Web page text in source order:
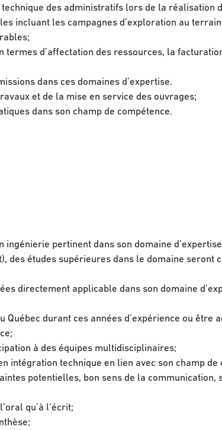
des administratifs lors de la réalisation
incluant les campagnes d’exploration au terrain
termes d’affectation des ressources, la
dans ces domaines d’expertise.
et de la mise en service des ouvrages;
dans son champ de compétence.
pertinent dans son domaine d’expertise
des études supérieures dans le domaine seront
directement applicable dans son domaine
Québec durant ces années d’expérience ou être
à des équipes multidisciplinaires;
intégration technique en lien avec son champ de
potentielles, bon sens de la communication,
qu’à l’écrit;